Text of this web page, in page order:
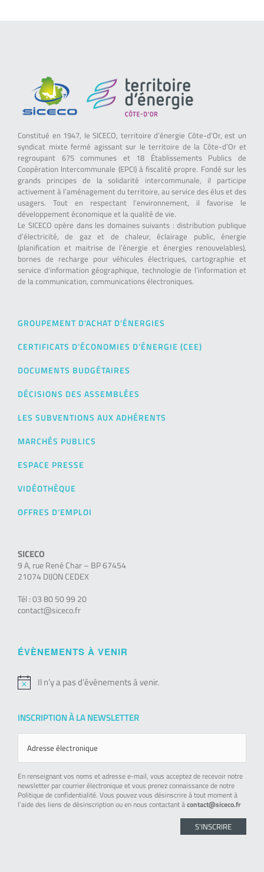
Constitué en 1947, le SICECO, territoire d’énergie Côte-d’Or, est un
syndicat mixte fermé agissant sur le territoire de la Côte-d’Or et
regroupant 675 communes et 18 Établissements Publics de
Coopération Intercommunale (EPCI) à fiscalité propre. Fondé sur les
grands principes de la solidarité intercommunale, il participe
activement à l’aménagement du territoire, au service des élus et des
usagers. Tout en respectant l’environnement, il favorise le
développement économique et la qualité de vie.
Le SICECO opère dans les domaines suivants : distribution publique
d’électricité, de gaz et de chaleur, éclairage public, énergie
(planification et maitrise de l’énergie et énergies renouvelables),
bornes de recharge pour véhicules électriques, cartographie et
service d’information géographique, technologie de l’information et
de la communication, communications électroniques.
GROUPEMENT D’ACHAT D’ÉNERGIES
CERTIFICATS D’ÉCONOMIES D’ÉNERGIE (CEE)
DOCUMENTS BUDGÉTAIRES
DÉCISIONS DES ASSEMBLÉES
LES SUBVENTIONS AUX ADHÉRENTS
MARCHÉS PUBLICS
ESPACE PRESSE
VIDÉOTHÈQUE
OFFRES D’EMPLOI
SICECO
9 A, rue René Char – BP 67454
21074 DIJON CEDEX
Tél : 03 80 50 99 20
contact@siceco.fr
ÉVÈNEMENTS À VENIR
Notice
Il n’y a pas d’évènements à venir.
INSCRIPTION À LA NEWSLETTER
En renseignant vos noms et adresse e-mail, vous acceptez de recevoir notre
newsletter par courrier électronique et vous prenez connaissance de notre
Politique de confidentialité. Vous pouvez vous désinscrire à tout moment à
l’aide des liens de désinscription ou en nous contactant àcontact@siceco.fr